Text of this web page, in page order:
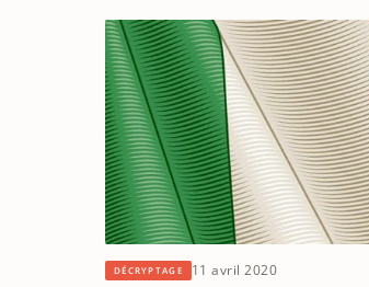
DÉCRYPTAGE 11 avril 2020